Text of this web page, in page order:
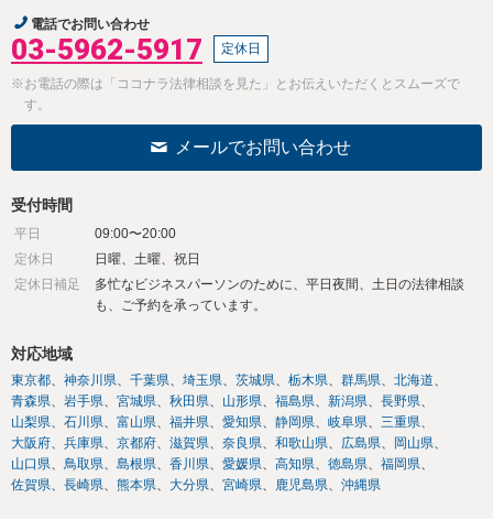
電話でお問い合わせ
03-5962-5917 定休日
※お電話の際は「ココナラ法律相談を見た」とお伝えいただくとスムーズで
す。
メールでお問い合わせ
受付時間
平日
09:00〜20:00
定休日
日曜、土曜、祝日
定休日補足
多忙なビジネスパーソンのために、平日夜間、土日の法律相談
も、ご予約を承っています。
対応地域
東京都 神奈川県 千葉県 埼玉県 茨城県 栃木県 群馬県
北海道
青森県
岩手県 宮城県 秋田県 山形県 福島県 新潟県
長野県
山梨県
石川県 富山県 福井県 愛知県 静岡県 岐阜県
三重県
大阪府
兵庫県 京都府 滋賀県 奈良県 和歌山県 広島県
岡山県
山口県
鳥取県 島根県 香川県 愛媛県 高知県 徳島県
福岡県
佐賀県
長崎県 熊本県 大分県 宮崎県 鹿児島県 沖縄県